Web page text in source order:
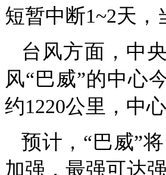
短暂中断1~2天
台风方面，中
风“巴威”的中心
约1220公里，中
预计，“巴威”
加强，最强可达